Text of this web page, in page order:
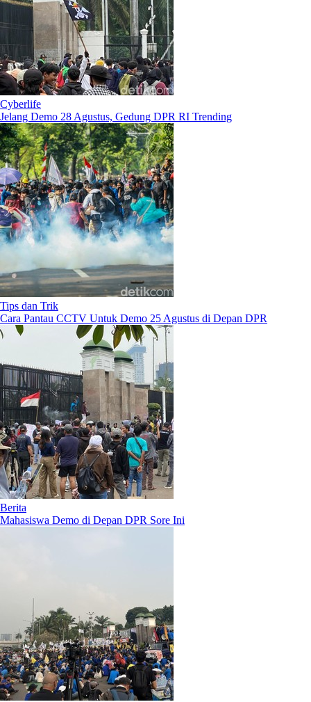
Cyberlife
Jelang Demo 28 Agustus, Gedung DPR RI Trending
Tips dan Trik
Cara Pantau CCTV Untuk Demo 25 Agustus di Depan DPR
Berita
Mahasiswa Demo di Depan DPR Sore Ini